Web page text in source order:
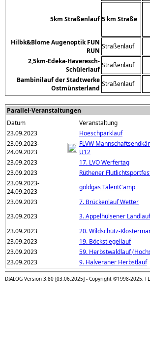
5km Straßenlauf 5 km Straße
Hilbk&Blome Augenoptik FUN
RUN
Straßenlauf
2,5km-Edeka-Haveresch-
Schülerlauf
Straßenlauf
Bambinilauf der Stadtwerke
Ostmünsterland
Straßenlauf
Parallel-Veranstaltungen
Datum
Veranstaltung
23.09.2023
Hoeschparklauf
23.09.2023-
24.09.2023
FLVW
U12
23.09.2023
17. LVO Werfertag
23.09.2023
Rüthener
23.09.2023-
24.09.2023
goldgas TalentCamp
23.09.2023
7. Brückenlauf Wetter
23.09.2023
3. Appelhülsener Landlauf
23.09.2023
20. Wildschütz-
23.09.2023
19. Böckstiegellauf
23.09.2023
59. Herbstwaldlauf
23.09.2023
9. Halveraner Herbstlauf
DIALOG Version 3.80 [03.06.2025] - Copyright ©1998-2025,